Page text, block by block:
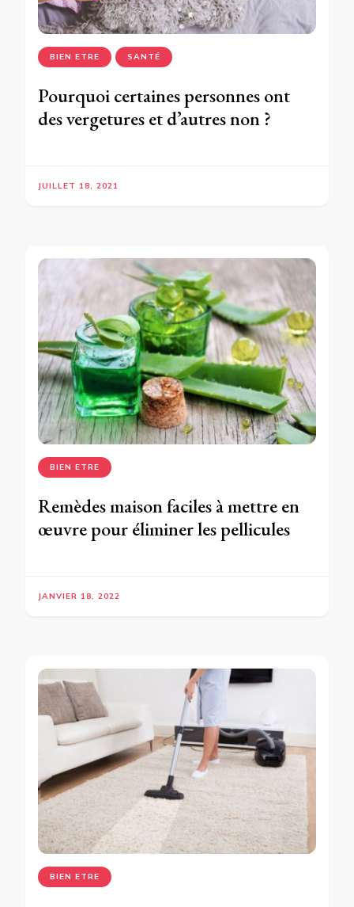
BIEN ETRE SANTÉ
Pourquoi certaines personnes ont
des vergetures et d’autres non ?
JUILLET 18, 2021
BIEN ETRE
Remèdes maison faciles à mettre en
œuvre pour éliminer les pellicules
JANVIER 18, 2022
BIEN ETRE